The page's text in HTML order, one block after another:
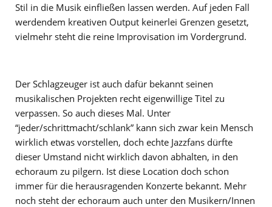
Stil in die Musik einfließen lassen werden. Auf jeden Fall
werdendem kreativen Output keinerlei Grenzen gesetzt,
vielmehr steht die reine Improvisation im Vordergrund.
Der Schlagzeuger ist auch dafür bekannt seinen
musikalischen Projekten recht eigenwillige Titel zu
verpassen. So auch dieses Mal. Unter
“jeder/schrittmacht/schlank” kann sich zwar kein Mensch
wirklich etwas vorstellen, doch echte Jazzfans dürfte
dieser Umstand nicht wirklich davon abhalten, in den
echoraum zu pilgern. Ist diese Location doch schon
immer für die herausragenden Konzerte bekannt. Mehr
noch steht der echoraum auch unter den Musikern/Innen